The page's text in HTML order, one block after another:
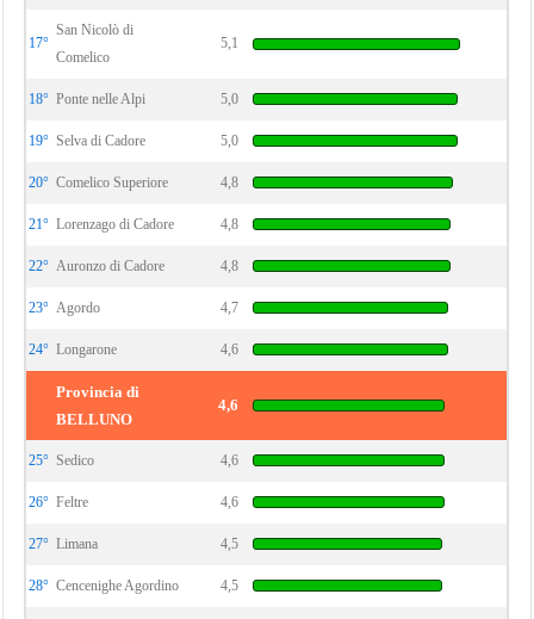
17°
San Nicolò di
Comelico
5,1
18° Ponte nelle Alpi 5,0
19° Selva di Cadore 5,0
20° Comelico Superiore 4,8
21° Lorenzago di Cadore 4,8
22° Auronzo di Cadore 4,8
23° Agordo 4,7
24° Longarone 4,6
Provincia di
BELLUNO
4,6
25° Sedico 4,6
26° Feltre 4,6
27° Limana 4,5
28° Cencenighe Agordino 4,5